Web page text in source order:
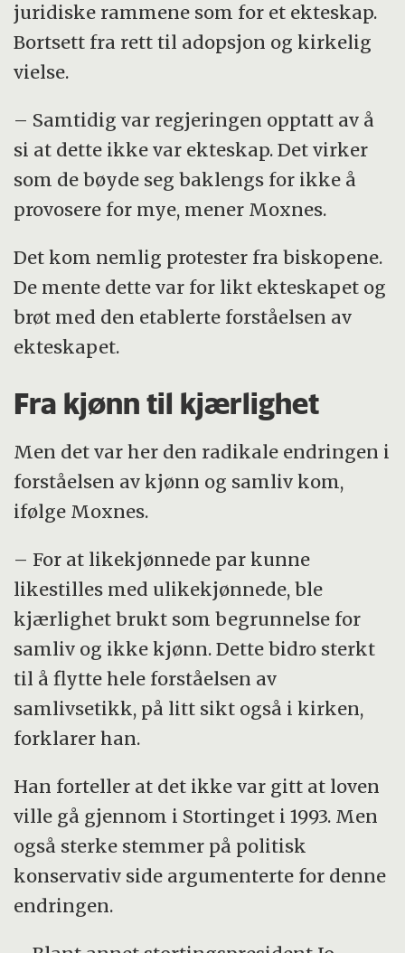
juridiske rammene som for et ekteskap.
Bortsett fra rett til adopsjon og kirkelig
vielse.
– Samtidig var regjeringen opptatt av å
si at dette ikke var ekteskap. Det virker
som de bøyde seg baklengs for ikke å
provosere for mye, mener Moxnes.
Det kom nemlig protester fra biskopene.
De mente dette var for likt ekteskapet og
brøt med den etablerte forståelsen av
ekteskapet.
Fra kjønn til kjærlighet
Men det var her den radikale endringen i
forståelsen av kjønn og samliv kom,
ifølge Moxnes.
– For at likekjønnede par kunne
likestilles med ulikekjønnede, ble
kjærlighet brukt som begrunnelse for
samliv og ikke kjønn. Dette bidro sterkt
til å flytte hele forståelsen av
samlivsetikk, på litt sikt også i kirken,
forklarer han.
Han forteller at det ikke var gitt at loven
ville gå gjennom i Stortinget i 1993. Men
også sterke stemmer på politisk
konservativ side argumenterte for denne
endringen.